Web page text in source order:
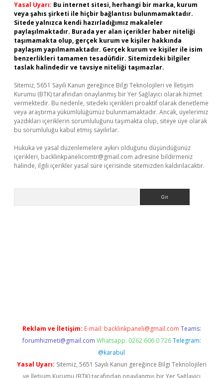
Yasal Uyarı: Bu internet sitesi, herhangi bir marka, kurum
veya şahıs şirketi ile hiçbir bağlantısı bulunmamaktadır.
Sitede yalnızca kendi hazırladığımız makaleler
paylaşılmaktadır. Burada yer alan içerikler haber niteliği
taşımamakta olup, gerçek kurum ve kişiler hakkında
paylaşım yapılmamaktadır. Gerçek kurum ve kişiler ile isim
benzerlikleri tamamen tesadüfidir. Sitemizdeki bilgiler
taslak halindedir ve tavsiye niteliği taşımazlar.
Sitemiz, 5651 Sayılı Kanun gereğince Bilgi Teknolojileri ve İletişim
Kurumu (BTK) tarafından onaylanmış bir Yer Sağlayıcı olarak hizmet
vermektedir. Bu nedenle, sitedeki içerikleri proaktif olarak denetleme
veya araştırma yükümlülüğümüz bulunmamaktadır. Ancak, üyelerimiz
yazdıkları içeriklerin sorumluluğunu taşımakta olup, siteye üye olarak
bu sorumluluğu kabul etmiş sayılırlar.
Hukuka ve yasal düzenlemelere aykırı olduğunu düşündüğünüz
içerikleri, backlinkpanelicomtr@gmail.com adresine bildirmeniz
halinde, ilgili içerikler yasal süre içerisinde sitemizden kaldırılacaktır.
Reklam ve İletişim: E-mail: backlinkpaneli@gmail.com Teams:
forumhizmeti@gmail.com Whatsapp: 0262 606 0 726 Telegram:
@karabul
Yasal Uyarı: Sitemiz, 5651 Sayılı Kanun gereğince Bilgi Teknolojileri
ve İletişim Kurumu (BTK) tarafından onaylanmış bir Yer Sağlayıcı